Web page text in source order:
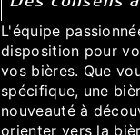
L'équipe
disposition pour
vos bières. Que
spécifique, une
nouveauté à
orienter vers la